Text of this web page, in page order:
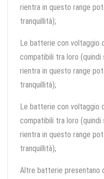
rientra in questo range
tranquillità);
Le batterie con voltaggio
compatibili tra loro
rientra in questo range
tranquillità);
Le batterie con voltaggio
compatibili tra loro
rientra in questo range
tranquillità);
Altre batterie presentano